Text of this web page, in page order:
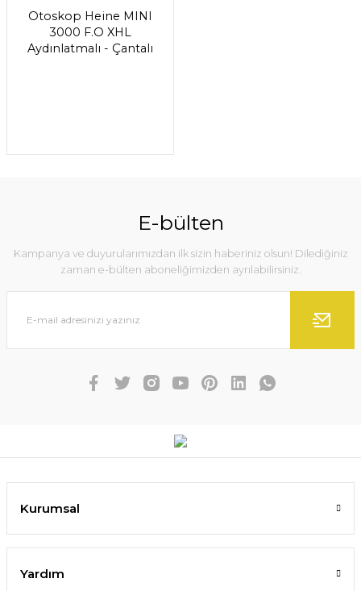
Otoskop Heine MINI
3000 F.O XHL
Aydınlatmalı - Çantalı
E-bülten
Kampanya ve duyurularımızdan ilk sizin haberiniz olsun! Dilediğiniz
zaman e-bülten aboneliğimizden ayrılabilirsiniz.
Kurumsal
Yardım